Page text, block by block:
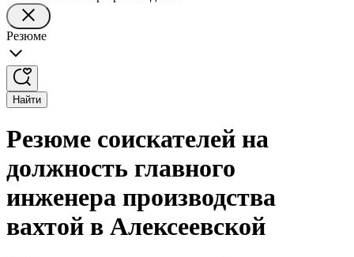
Резюме
Найти
Резюме соискателей на
должность главного
инженера производства
вахтой в Алексеевской